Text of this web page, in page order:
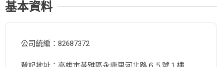
基本資料
公司統編：82687372